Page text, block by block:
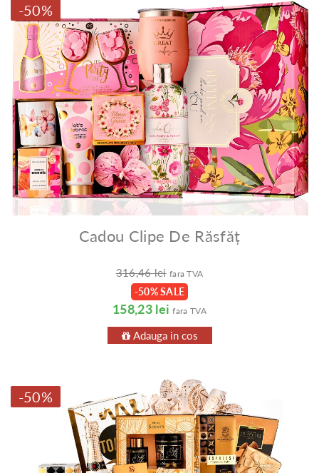
-50%
Cadou Clipe De Răsfăț
316,46 lei fara TVA
-50% SALE
158,23 lei fara TVA
Adauga in cos
-50%